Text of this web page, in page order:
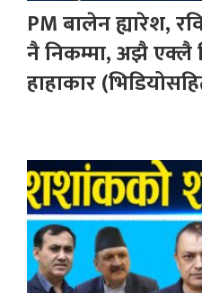
PM बालेन ह्यारेश,
नै निकम्मा, अझै एक्लै
हाहाकार